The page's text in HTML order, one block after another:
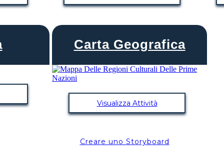
Carta Geografica
Visualizza Attività
Creare uno Storyboard